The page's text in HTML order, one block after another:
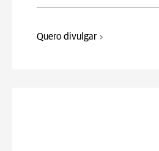
Quero divulgar